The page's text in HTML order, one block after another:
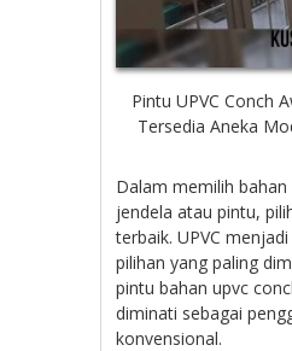
Pintu UPVC Conch
Tersedia Aneka
Dalam memilih bahan
jendela atau pintu,
terbaik. UPVC
pilihan yang paling
pintu bahan upvc
diminati sebagai
konvensional.